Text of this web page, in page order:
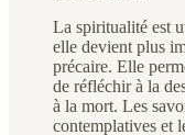
La spiritualité est
elle devient plus
précaire. Elle
de réfléchir à la
à la mort. Les
contemplatives et